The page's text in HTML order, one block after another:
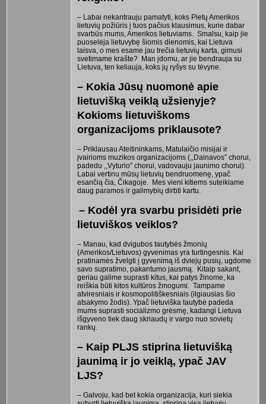
– Labai nekantrauju pamatyti, koks Pietų Amerikos
lietuvių požiūris į tuos pačius klausimus, kurie dabar
svarbūs mums, Amerikos lietuviams. Smalsu, kaip jie
puoselėja lietuvybę šiomis dienomis, kai Lietuva
laisva, o mes esame jau trečia lietuvių karta, gimusi
svetimame krašte? Man įdomu, ar jie bendrauja su
Lietuva, ten keliauja, koks jų ryšys su tėvyne.
– Kokia Jūsų nuomonė apie
lietuvišką veiklą užsienyje?
Kokioms lietuviškoms
organizacijoms priklausote?
– Priklausau Ateitininkams, Matulaičio misijai ir
įvairioms muzikos organizacijoms (,,Dainavos” chorui,
padedu ,,Vyturio” chorui, vadovauju jaunimo chorui).
Labai vertinu mūsų lietuvių bendruomenę, ypač
esančią čia, Čikagoje. Mes vieni kitiems suteikiame
daug paramos ir galimybių dirbti kartu.
– Kodėl yra svarbu prisidėti prie
lietuviškos veiklos?
– Manau, kad dvigubos tautybės žmonių
(Amerikos/Lietuvos) gyvenimas yra turtingesnis. Kai
pratinamės žvelgti į gyvenimą iš dviejų pusių, ugdome
savo supratimo, pakantumo jausmą. Kitaip sakant,
geriau galime suprasti kitus, kai patys žinome, ka
reiškia būti kitos kultūros žmogumi. Tampame
atviresniais ir kosmopolitiškesniais (ilgiausias šio
atsakymo žodis). Ypač lietuviška tautybė padeda
mums suprasti socializmo grėsmę, kadangi Lietuva
išgyveno tiek daug skriaudų ir vargo nuo sovietų
rankų.
– Kaip PLJS stiprina lietuvišką
jaunimą ir jo veiklą, ypač JAV
LJS?
– Galvoju, kad bet kokia organizacija, kuri siekia